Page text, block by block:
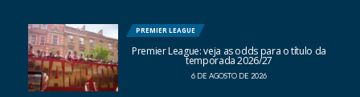
PREMIER LEAGUE
Premier League: veja as odds para o título da
temporada 2026/27
6 DE AGOSTO DE 2026